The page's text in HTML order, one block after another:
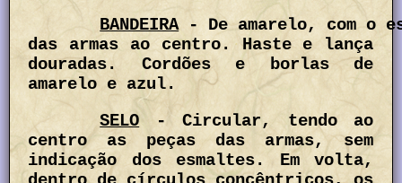
BANDEIRA- De amarelo, com o
das armas ao centro. Haste e lança
douradas. Cordões e borlas de
amarelo e azul.
SELO- Circular, tendo ao
centro as peças das armas, sem
indicação dos esmaltes. Em volta,